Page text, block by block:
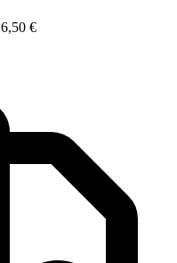
6,50 €